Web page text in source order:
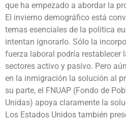
que ha empezado a abordar la
El invierno demográfico está
temas esenciales de la política
intentan ignorarlo. Sólo la
fuerza laboral podría restablecer
sectores activo y pasivo. Pero
en la inmigración la solución al
su parte, el FNUAP (Fondo de
Unidas) apoya claramente la
Los Estados Unidos también